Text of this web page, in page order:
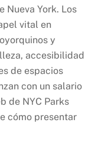
Nueva York. Los
vital en
y
accesibilidad
de espacios
con un salario
de NYC Parks
cómo presentar